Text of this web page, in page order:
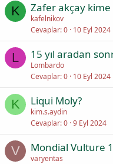
K Zafer akçay
kafelnikov
Cevaplar 0 10 Eyl 2024
L 15 yıl aradan
Lombardo
Cevaplar 0 10 Eyl 2024
K Liqui Moly?
kim.s.aydin
Cevaplar 0 9 Eyl 2024
V Mondial Vulture
varyentas